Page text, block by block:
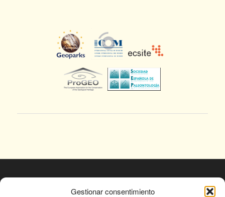
Gestionar consentimiento
© Fundación Conjunto Paleontológico de Teruel